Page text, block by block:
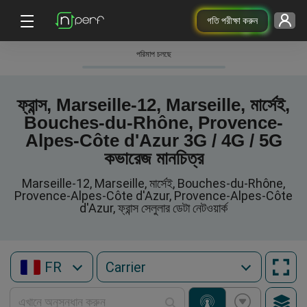
গতি পরীক্ষা করুন
পরিমাপ চলছে
ফ্রান্স, Marseille-12, Marseille, মার্সেই,
Bouches-du-Rhône, Provence-
Alpes-Côte d'Azur 3G / 4G / 5G
কভারেজ মানচিত্র
Marseille-12, Marseille, মার্সেই, Bouches-du-Rhône,
Provence-Alpes-Côte d'Azur, Provence-Alpes-Côte
d'Azur, ফ্রান্স সেলুলার ডেটা নেটওয়ার্ক
FR